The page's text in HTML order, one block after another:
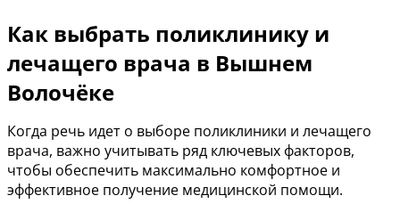
Как выбрать поликлинику и
лечащего врача в Вышнем
Волочёке
Когда речь идет о выборе поликлиники и лечащего
врача, важно учитывать ряд ключевых факторов,
чтобы обеспечить максимально комфортное и
эффективное получение медицинской помощи.